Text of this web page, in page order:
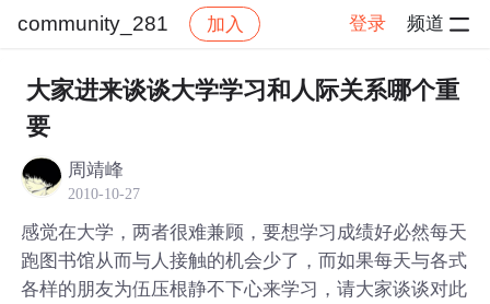
community_281 加入 登录 频道
社区 community_281 帖子详情
大家进来谈谈大学学习和人际关系哪个重
要
周靖峰
2010-10-27
感觉在大学，两者很难兼顾，要想学习成绩好必然每天
跑图书馆从而与人接触的机会少了，而如果每天与各式
各样的朋友为伍压根静不下心来学习，请大家谈谈对此